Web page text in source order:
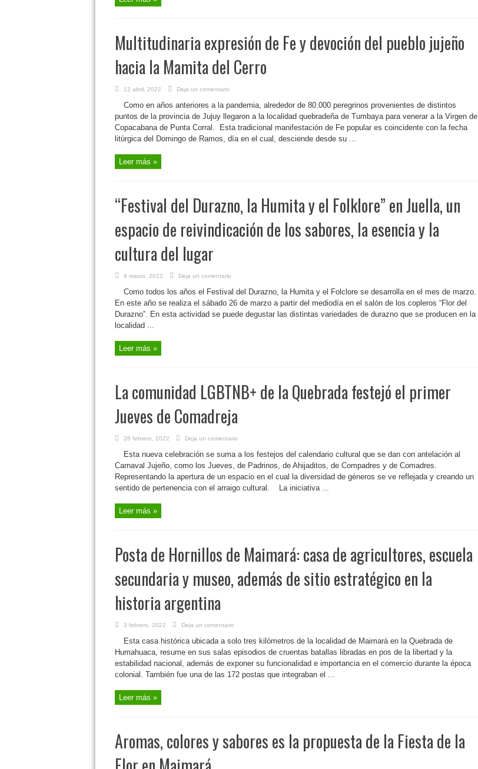
Multitudinaria expresión de Fe y devoción del pueblo jujeño
hacia la Mamita del Cerro
12 abril, 2022 Deja un comentario
Como en años anteriores a la pandemia, alrededor de 80.000 peregrinos provenientes de distintos
puntos de la provincia de Jujuy llegaron a la localidad quebradeña de Tumbaya para venerar a la Virgen de
Copacabana de Punta Corral. Esta tradicional manifestación de Fe popular es coincidente con la fecha
litúrgica del Domingo de Ramos, día en el cual, desciende desde su ...
Leer más »
“Festival del Durazno, la Humita y el Folklore” en Juella, un
espacio de reivindicación de los sabores, la esencia y la
cultura del lugar
4 marzo, 2022 Deja un comentario
Como todos los años el Festival del Durazno, la Humita y el Folclore se desarrolla en el mes de marzo.
En este año se realiza el sábado 26 de marzo a partir del mediodía en el salón de los copleros “Flor del
Durazno”. En esta actividad se puede degustar las distintas variedades de durazno que se producen en la
localidad ...
Leer más »
La comunidad LGBTNB+ de la Quebrada festejó el primer
Jueves de Comadreja
26 febrero, 2022 Deja un comentario
Esta nueva celebración se suma a los festejos del calendario cultural que se dan con antelación al
Carnaval Jujeño, como los Jueves, de Padrinos, de Ahijaditos, de Compadres y de Comadres.
Representando la apertura de un espacio en el cual la diversidad de géneros se ve reflejada y creando un
sentido de pertenencia con el arraigo cultural. La iniciativa ...
Leer más »
Posta de Hornillos de Maimará: casa de agricultores, escuela
secundaria y museo, además de sitio estratégico en la
historia argentina
3 febrero, 2022 Deja un comentario
Esta casa histórica ubicada a solo tres kilómetros de la localidad de Maimará en la Quebrada de
Humahuaca, resume en sus salas episodios de cruentas batallas libradas en pos de la libertad y la
estabilidad nacional, además de exponer su funcionalidad e importancia en el comercio durante la época
colonial. También fue una de las 172 postas que integraban el ...
Leer más »
Aromas, colores y sabores es la propuesta de la Fiesta de la